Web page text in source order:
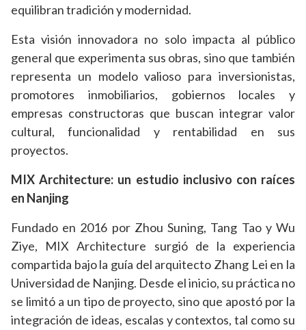
equilibran tradición y modernidad.
Esta visión innovadora no solo impacta al público
general que experimenta sus obras, sino que también
representa un modelo valioso para inversionistas,
promotores inmobiliarios, gobiernos locales y
empresas constructoras que buscan integrar valor
cultural, funcionalidad y rentabilidad en sus
proyectos.
MIX Architecture: un estudio inclusivo con raíces
en Nanjing
Fundado en 2016 por Zhou Suning, Tang Tao y Wu
Ziye, MIX Architecture surgió de la experiencia
compartida bajo la guía del arquitecto Zhang Lei en la
Universidad de Nanjing. Desde el inicio, su práctica no
se limitó a un tipo de proyecto, sino que apostó por la
integración de ideas, escalas y contextos, tal como su